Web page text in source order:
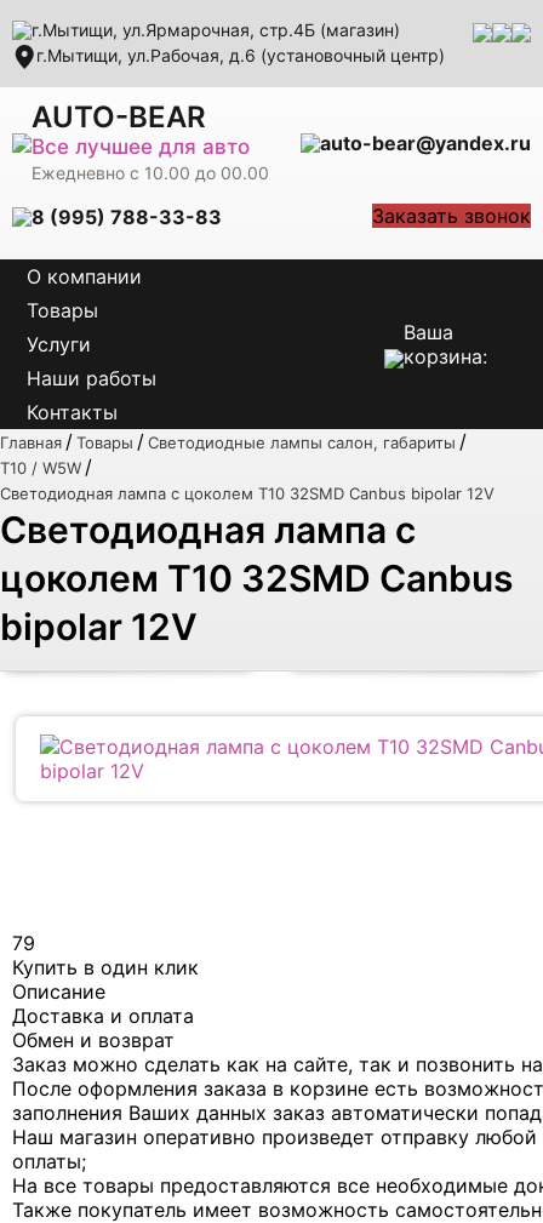
г.Мытищи, ул.Ярмарочная, стр.4Б (магазин)
г.Мытищи, ул.Рабочая, д.6 (установочный центр)
AUTO-BEAR
Все лучшее для авто
Ежедневно с 10.00 до 00.00
auto-bear@yandex.ru
8 (995) 788-33-83 Заказать звонок
О компании
Товары
Услуги
Наши работы
Контакты
Ваша
корзина:
Главная /Товары /Светодиодные лампы салон, габариты /
T10 / W5W /
Светодиодная лампа с цоколем T10 32SMD Canbus bipolar 12V
Светодиодная лампа с
цоколем T10 32SMD Canbus
bipolar 12V
79
Купить в один клик
Описание
Доставка и оплата
Обмен и возврат
Заказ можно сделать как на сайте, так и позвонить
После оформления заказа в корзине есть
заполнения Ваших данных заказ автоматически
Наш магазин оперативно произведет отправку
оплаты;
На все товары предоставляются все необходимые
Также покупатель имеет возможность